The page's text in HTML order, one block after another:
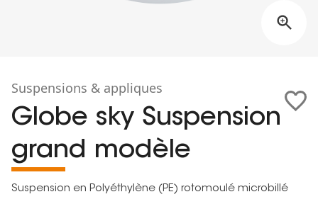
Suspensions & appliques
Globe sky Suspension
grand modèle
Suspension en Polyéthylène (PE) rotomoulé microbillé